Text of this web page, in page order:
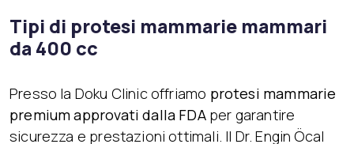
Tipi di protesi mammarie mammari
da 400 cc
Presso la Doku Clinic offriamo protesi mammarie
premium approvati dalla FDAper garantire
sicurezza e prestazioni ottimali. Il Dr. Engin Öcal